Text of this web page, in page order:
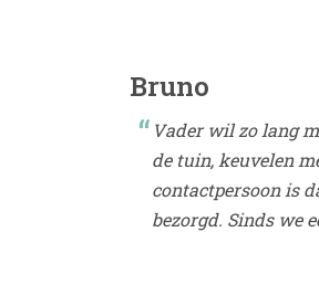
Bruno
Vader wil zo lang
de tuin, keuvelen
contactpersoon is
bezorgd. Sinds we